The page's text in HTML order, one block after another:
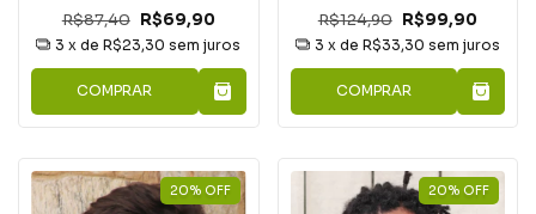
R$87,40 R$69,90
3 x deR$23,30 sem juros
COMPRAR
R$124,90 R$99,90
3 x de R$33,30 sem juros
COMPRAR
20% OFF 20% OFF